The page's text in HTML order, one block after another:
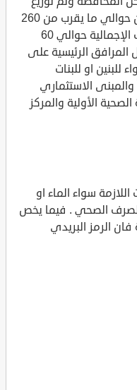
المشروعات على المستحقين ويضمن حوالي ما يقرب من 260
وحدة سكنية وايضاً مرفق والتماليف الإجمالية حوالي 60
الرئيسية على
او للبنات
والمبنى الاستثماري
الأولية والمركز
سواء الماء او
الصرف الصحي . فيما يخص
الرمز البريدي